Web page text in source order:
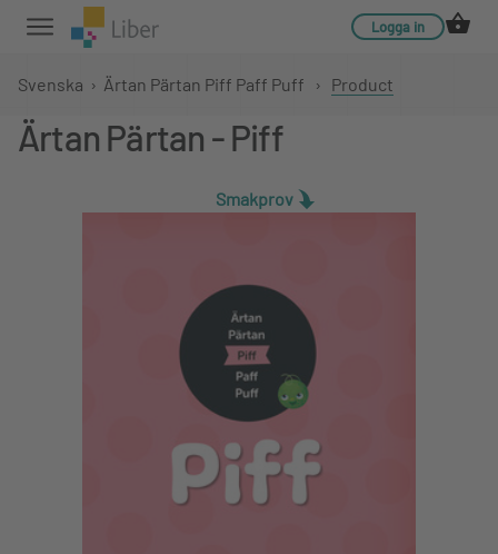
Logga in
Svenska › Ärtan Pärtan Piff Paff Puff › Product
Ärtan Pärtan - Piff
Smakprov